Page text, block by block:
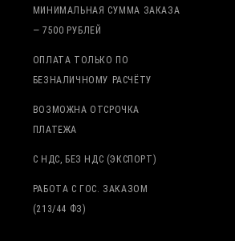
МИНИМАЛЬНАЯ СУММА ЗАКАЗА
— 7500 РУБЛЕЙ
ОПЛАТА ТОЛЬКО ПО
БЕЗНАЛИЧНОМУ РАСЧЁТУ
ВОЗМОЖНА ОТСРОЧКА
ПЛАТЕЖА
С НДС, БЕЗ НДС (ЭКСПОРТ)
РАБОТА С ГОС. ЗАКАЗОМ
(213/44 ФЗ)